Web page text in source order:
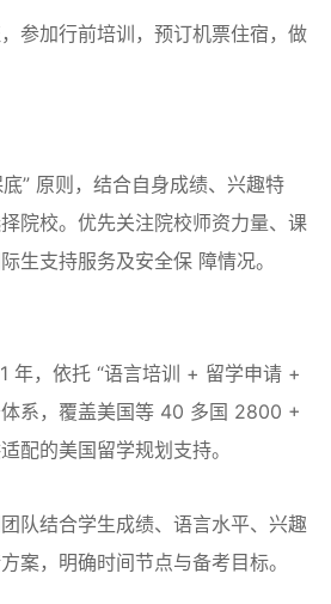
参加行前培训，预订机票住宿，做
” 原则，结合自身成绩、兴趣特
院校。优先关注院校师资力量、课
生支持服务及安全保 障情况。
年，依托 “语言培训 + 留学申请 +
系，覆盖美国等 40 多国 2800 +
配的美国留学规划支持。
队结合学生成绩、语言水平、兴趣
案，明确时间节点与备考目标。